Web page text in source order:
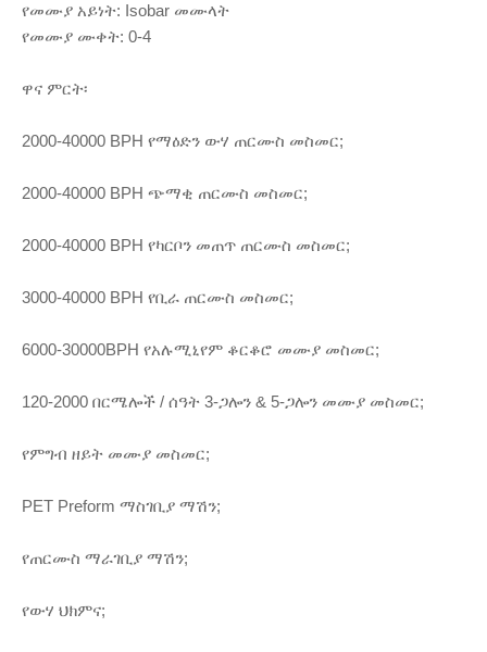
የመሙያ አይነት: Isobar መሙላት
የመሙያ ሙቀት: 0-4
ዋና ምርት፡
2000-40000 BPH የማዕድን ውሃ ጠርሙስ መስመር;
2000-40000 BPH ጭማቂ ጠርሙስ መስመር;
2000-40000 BPH የካርቦን መጠጥ ጠርሙስ መስመር;
3000-40000 BPH የቢራ ጠርሙስ መስመር;
6000-30000BPH የአሉሚኒየም ቆርቆሮ መሙያ መስመር;
120-2000 በርሜሎች / ሰዓት 3-ጋሎን & 5-ጋሎን መሙያ መስመር;
የምግብ ዘይት መሙያ መስመር;
PET Preform ማስገቢያ ማሽን;
የጠርሙስ ማራገቢያ ማሽን;
የውሃ ህክምና;